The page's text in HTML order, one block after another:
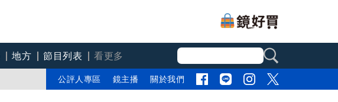
地方 節目列表
看更多
公評人專區 鏡主播 關於我們